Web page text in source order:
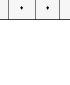
♦ ♦